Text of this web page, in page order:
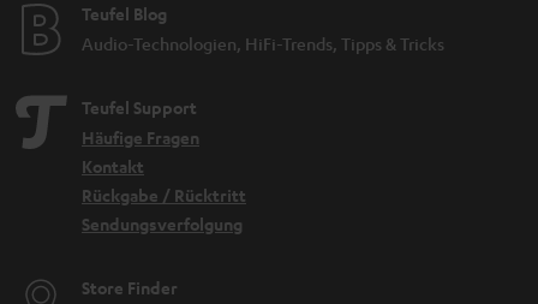
Teufel Blog
Audio-Technologien, HiFi-Trends, Tipps & Tricks
Teufel Support
Häufige Fragen
Kontakt
Rückgabe / Rücktritt
Sendungsverfolgung
Store Finder